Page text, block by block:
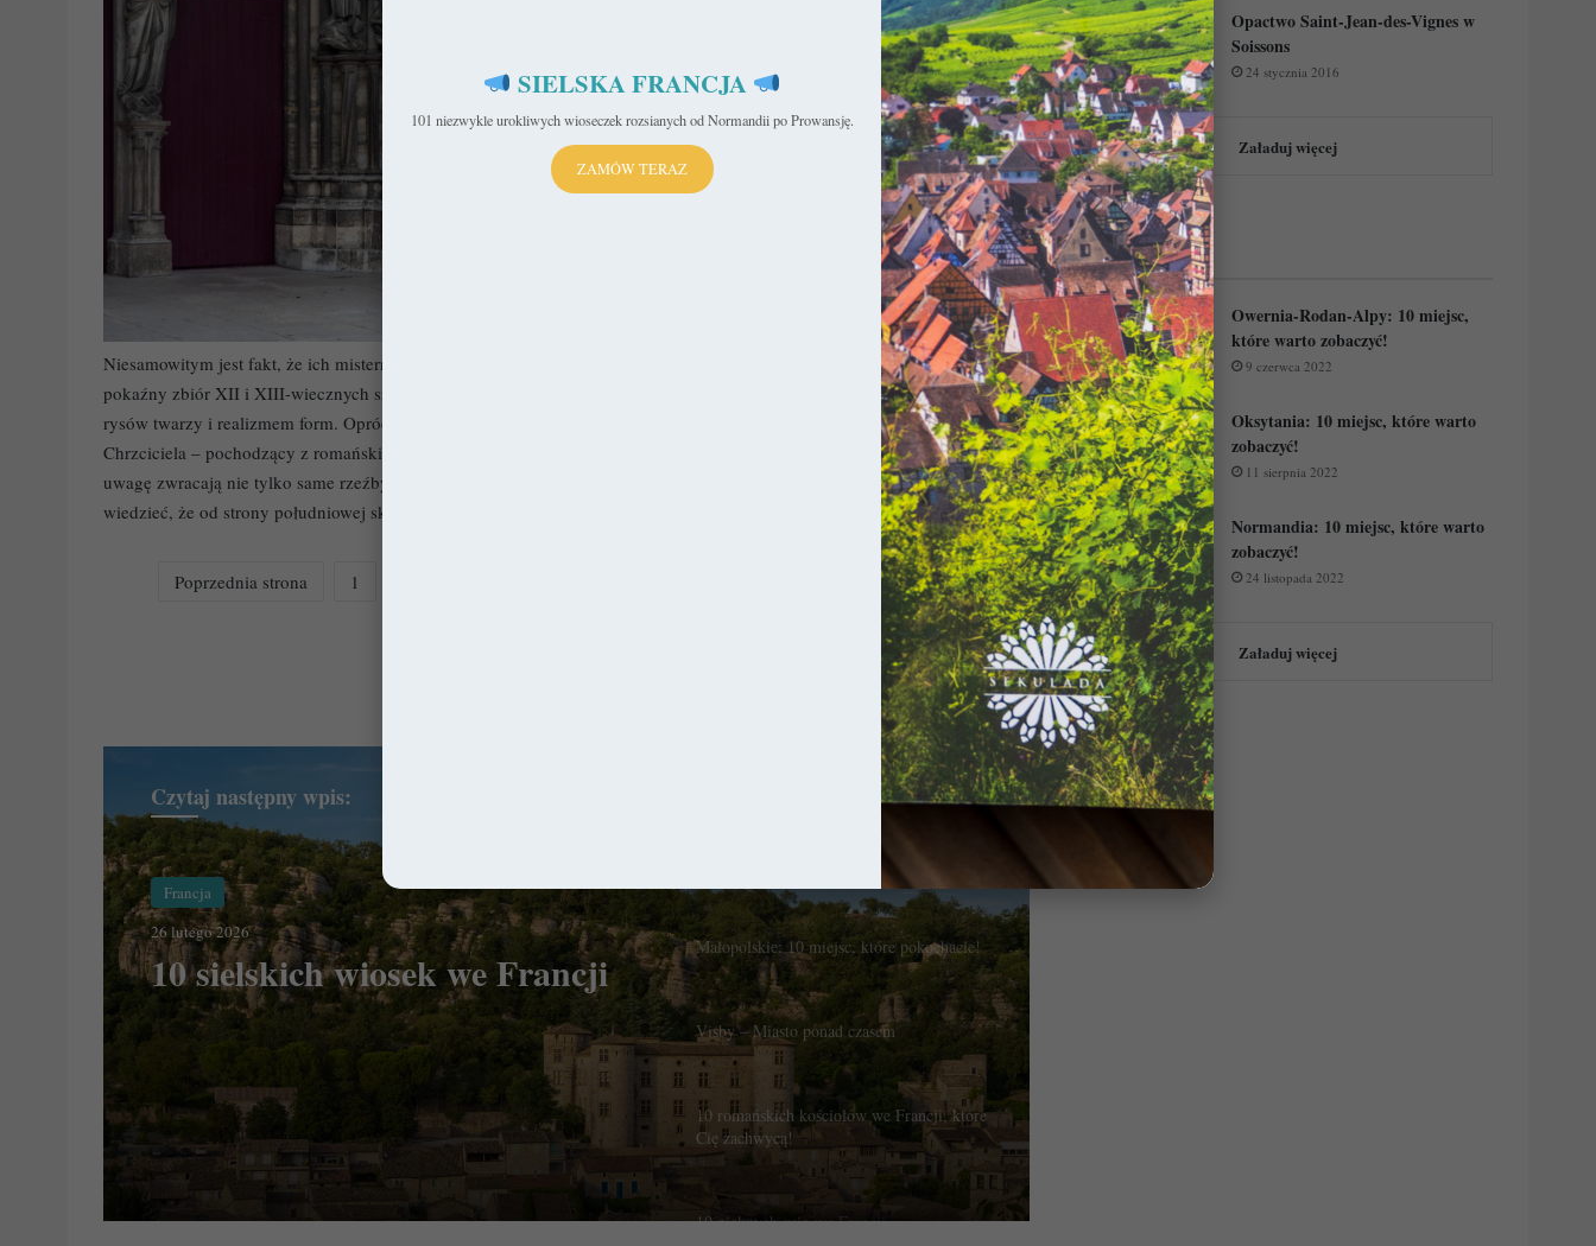
Niesamowitym jest fakt, że ich misterna rekonstrukcja powiodła się praktycznie w 100%. Dzięki temu oglądać możemy tu
pokaźny zbiór XII i XIII-wiecznych szkieł wyróżniający się niezwykłą, jak na okres ich powstawania, charakterystyką
rysów twarzy i realizmem form. Oprócz nich szczególnie ważna jest tu XII-wieczna chrzcielnica oraz dwa ołtarze: św. Jana
Chrzciciela – pochodzący z romańskiej katedry i św. Tomasza Becketa – datowany na rok 1173. W dekoracji zewnętrznej
uwagę zwracają nie tylko same rzeźby świętych czy wołów, ale także pięć wybijających się z bryły wież. Warto także
wiedzieć, że od strony południowej skutecznie ukryty jest także krużganek!
Poprzednia strona 1 11 12
Czytaj następny wpis:
Francja
26 lutego 2026
10 sielskich wiosek we Francji
Pikardia i jej „Wielka Siódemka”
Kujawsko-pomorskie: 10 miejsc, które
Kościół w Saint-Thibault- Koronkowa
10 najpiękniejszych miejsc w Czechach
Burgundia-Franche-Comté: 10 miejsc, które
Kraj Loary: 10 miejsc, które warto
10 sielskich wiosek we Francji
Małopolskie: 10 miejsc, które pokochacie!
Visby – Miasto ponad czasem
10 romańskich kościołów we Francji, które
Cię zachwycą!
10 pięknych ruin we Francji
Opactwo Saint-Jean-des-Vignes w
Soissons
24 stycznia 2016
Załaduj więcej
Regiony Francji:
Owernia-Rodan-Alpy: 10 miejsc,
które warto zobaczyć!
9 czerwca 2022
Oksytania: 10 miejsc, które warto
zobaczyć!
11 sierpnia 2022
Normandia: 10 miejsc, które warto
zobaczyć!
24 listopada 2022
Załaduj więcej
SIELSKA FRANCJA
101 niezwykle urokliwych wioseczek rozsianych od Normandii po Prowansję.
ZAMÓW TERAZ